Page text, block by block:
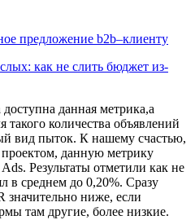
предложение b2b–клиенту
как не слить бюджет из-
данная метрика,а
такого количества объявлений
вид пыток. К нашему счастью,
данную метрику
Результаты отметили как не
в среднем до 0,20%. Сразу
значительно ниже, если
там другие, более низкие.